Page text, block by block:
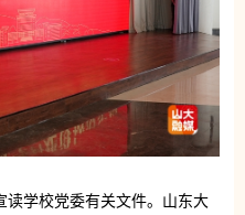
读学校党委有关文件。山东大